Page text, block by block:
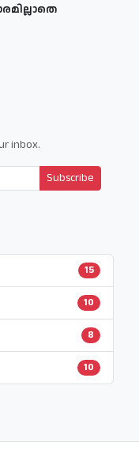
inbox.
Subscribe
15
10
8
10